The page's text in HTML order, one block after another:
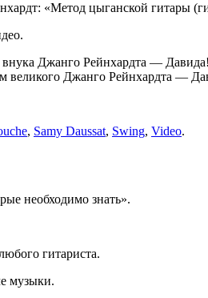
«Метод цыганской гитары
Джанго Рейнхардта —
Джанго Рейнхардта —
, Samy Daussat, Swing, Video.
необходимо знать».
гитариста.
музыки.